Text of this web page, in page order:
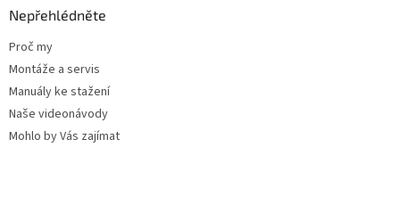
Nepřehlédněte
Proč my
Montáže a servis
Manuály ke stažení
Naše videonávody
Mohlo by Vás zajímat